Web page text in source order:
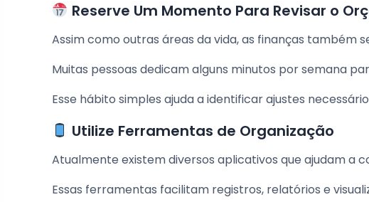
Reserve Um Momento Para Revisar o
Assim como outras áreas da vida, as finanças também
Muitas pessoas dedicam alguns minutos por semana
Esse hábito simples ajuda a identificar ajustes
Utilize Ferramentas de Organização
Atualmente existem diversos aplicativos que ajudam a
Essas ferramentas facilitam registros, relatórios e